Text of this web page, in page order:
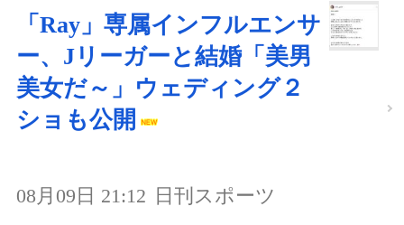
「Ray」専属インフルエンサ
ー、Jリーガーと結婚「美男
美女だ～」ウェディング２
ショも公開
08月09日 21:12 日刊スポーツ